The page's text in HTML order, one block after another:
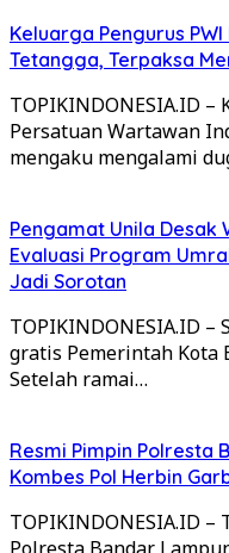
Keluarga Pengurus
Tetangga, Terpaksa
TOPIKINDONESIA.ID
Persatuan Wartawan
mengaku mengalami
Pengamat Unila Desak
Evaluasi Program
Jadi Sorotan
TOPIKINDONESIA.ID
gratis Pemerintah Kota
Setelah ramai…
Resmi Pimpin Polresta
Kombes Pol Herbin
TOPIKINDONESIA.ID